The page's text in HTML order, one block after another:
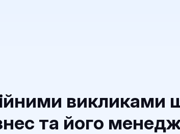
викликами
та його